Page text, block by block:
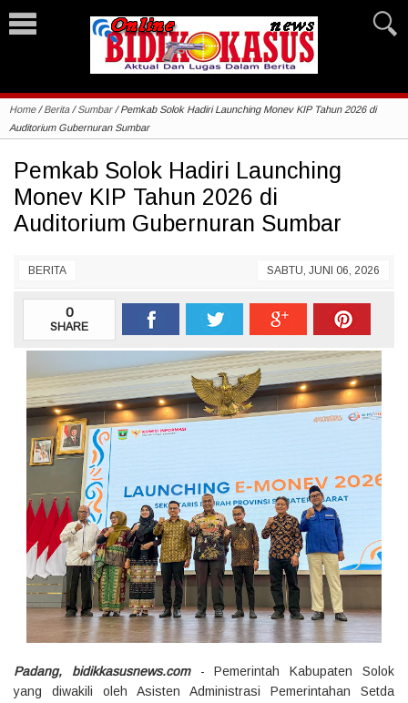
Home/Berita/Sumbar/Pemkab Solok Hadiri Launching Monev KIP Tahun 2026 di
Auditorium Gubernuran Sumbar
Pemkab Solok Hadiri Launching
Monev KIP Tahun 2026 di
Auditorium Gubernuran Sumbar
BERITA SABTU, JUNI 06, 2026
0
SHARE
Padang, bidikkasusnews.com- Pemerintah Kabupaten Solok
yang diwakili oleh Asisten Administrasi Pemerintahan Setda